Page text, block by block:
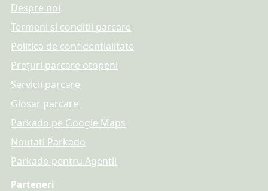
Despre noi
Termeni si conditii parcare
Politica de confidentialitate
Prețuri parcare otopeni
Servicii parcare
Glosar parcare
Parkado pe Google Maps
Noutati Parkado
Parkado pentru Agentii
Parteneri